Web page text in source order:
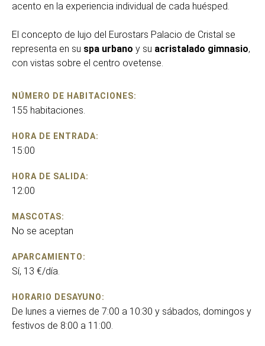
acento en la experiencia individual de cada huésped.
El concepto de lujo del Eurostars Palacio de Cristal se
representa en su spa urbano y su acristalado gimnasio,
con vistas sobre el centro ovetense.
NÚMERO DE HABITACIONES:
155 habitaciones.
HORA DE ENTRADA:
15:00
HORA DE SALIDA:
12:00
MASCOTAS:
No se aceptan
APARCAMIENTO:
Sí, 13 €/día.
HORARIO DESAYUNO:
De lunes a viernes de 7:00 a 10:30 y sábados, domingos y
festivos de 8:00 a 11:00.